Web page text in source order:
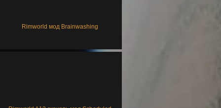
Rimworld мод Brainwashing